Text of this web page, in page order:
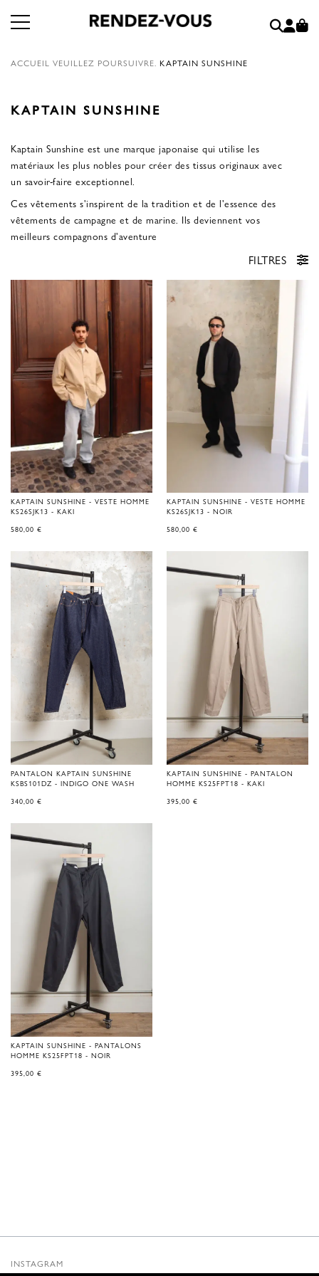
ACCUEIL VEUILLEZ POURSUIVRE. KAPTAIN SUNSHINE
KAPTAIN SUNSHINE
Kaptain Sunshine est une marque japonaise qui utilise les
matériaux les plus nobles pour créer des tissus originaux avec
un savoir-faire exceptionnel.
Ces vêtements s'inspirent de la tradition et de l'essence des
vêtements de campagne et de marine. Ils deviennent vos
meilleurs compagnons d'aventure
FILTRES
KAPTAIN SUNSHINE - VESTE HOMME
KS26SJK13 - KAKI
580,00 €
KAPTAIN SUNSHINE - VESTE HOMME
KS26SJK13 - NOIR
580,00 €
PANTALON KAPTAIN SUNSHINE
KSBS101DZ - INDIGO ONE WASH
340,00 €
KAPTAIN SUNSHINE - PANTALON
HOMME KS25FPT18 - KAKI
395,00 €
KAPTAIN SUNSHINE - PANTALONS
HOMME KS25FPT18 - NOIR
395,00 €
INSTAGRAM